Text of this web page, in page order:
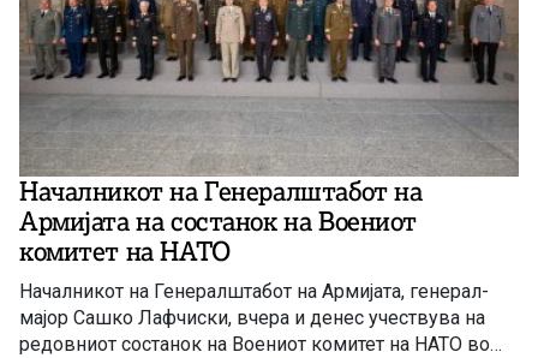
Началникот на Генералштабот на
Армијата на состанок на Воениот
комитет на НАТО
Началникот на Генералштабот на Армијата, генерал-
мајор Сашко Лафчиски, вчера и денес учествува на
редовниот состанок на Воениот комитет на НАТО во